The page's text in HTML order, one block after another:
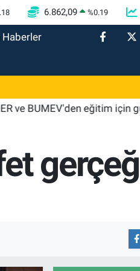
6.862,09 %0.19
Haberler
eğitim için güç birliği